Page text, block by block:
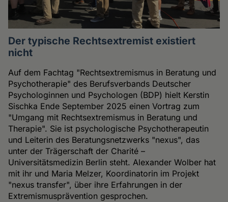
Der typische Rechtsextremist existiert
nicht
Auf dem Fachtag "Rechtsextremismus in Beratung und
Psychotherapie" des Berufsverbands Deutscher
Psychologinnen und Psychologen (BDP) hielt Kerstin
Sischka Ende September 2025 einen Vortrag zum
"Umgang mit Rechtsextremismus in Beratung und
Therapie". Sie ist psychologische Psychotherapeutin
und Leiterin des Beratungsnetzwerks "nexus", das
unter der Trägerschaft der Charité –
Universitätsmedizin Berlin steht. Alexander Wolber hat
mit ihr und Maria Melzer, Koordinatorin im Projekt
"nexus transfer", über ihre Erfahrungen in der
Extremismusprävention gesprochen.